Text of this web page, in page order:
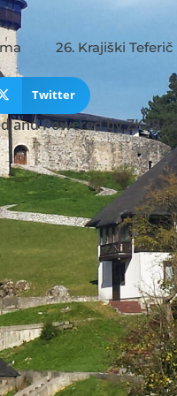
26. Krajiški Teferič
Twitter
and Powered byZKZB-